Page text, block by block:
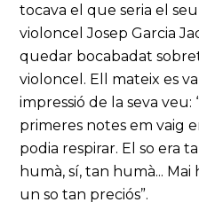
tocava el que seria el
violoncel Josep Garcia
quedar bocabadat
violoncel. Ell mateix es
impressió de la seva veu:
primeres notes em vaig
podia respirar. El so era
humà, sí, tan humà... Mai
un so tan preciós”.